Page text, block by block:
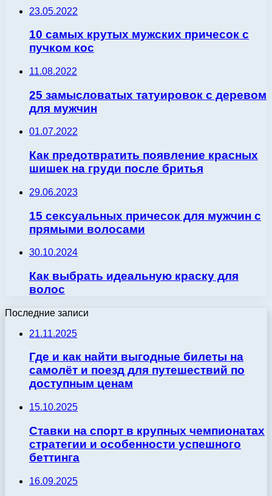
23.05.2022
10 самых крутых мужских причесок с
пучком кос
11.08.2022
25 замысловатых татуировок с деревом
для мужчин
01.07.2022
Как предотвратить появление красных
шишек на груди после бритья
29.06.2023
15 сексуальных причесок для мужчин с
прямыми волосами
30.10.2024
Как выбрать идеальную краску для
волос
Последние записи
21.11.2025
Где и как найти выгодные билеты на
самолёт и поезд для путешествий по
доступным ценам
15.10.2025
Ставки на спорт в крупных чемпионатах
стратегии и особенности успешного
беттинга
16.09.2025